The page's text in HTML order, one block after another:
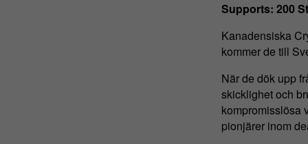
Supports: 200
Kanadensiska
kommer de till
När de dök upp
skicklighet och
kompromisslösa
pionjärer inom